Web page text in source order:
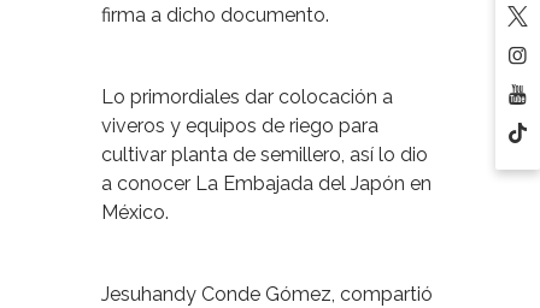
firma a dicho documento.
Lo primordiales dar colocación a
viveros y equipos de riego para
cultivar planta de semillero, así lo dio
a conocer La Embajada del Japón en
México.
Jesuhandy Conde Gómez, compartió